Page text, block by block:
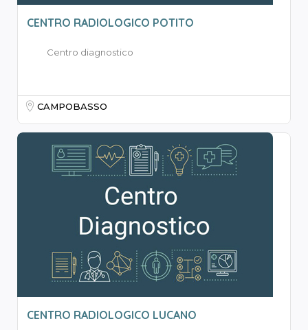
CENTRO RADIOLOGICO POTITO
Centro diagnostico
CAMPOBASSO
CENTRO RADIOLOGICO LUCANO